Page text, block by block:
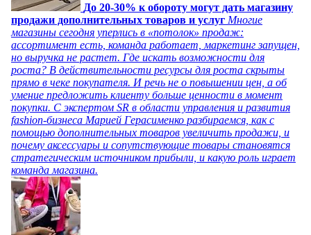
До 20-30% к обороту могут дать магазину
продажи дополнительных товаров и услуг Многие
магазины сегодня уперлись в «потолок» продаж:
ассортимент есть, команда работает, маркетинг запущен,
но выручка не растет. Где искать возможности для
роста? В действительности ресурсы для роста скрыты
прямо в чеке покупателя. И речь не о повышении цен, а об
умение предложить клиенту больше ценности в момент
покупки. С экспертом SR в области управления и развития
fashion-бизнеса Марией Герасименко разбираемся, как с
помощью дополнительных товаров увеличить продажи, и
почему аксессуары и сопутствующие товары становятся
стратегическим источником прибыли, и какую роль играет
команда магазина.